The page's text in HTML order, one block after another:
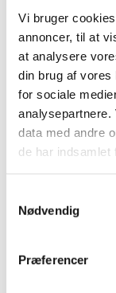
Vi bruger
annoncer, til at
at analysere
din brug af vores
for sociale
analysepartnere.
data med andre
de har indsamlet
Nødvendig
Præferencer
Du